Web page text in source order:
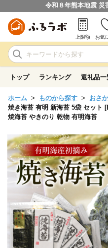
令和８年熊本地震 災
上限額 お気
トップ ランキング 返礼品一
ホーム ものから探す おさ
焼き海苔 有明 新海苔 5袋 セット
焼海苔 やきのり 乾物 有明海苔